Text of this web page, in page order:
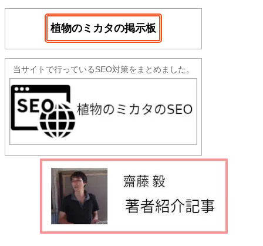
植物のミカタの掲示板
当サイトで行っているSEO対策をまとめました。